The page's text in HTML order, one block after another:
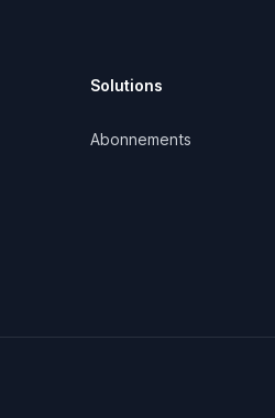
Solutions
Abonnements